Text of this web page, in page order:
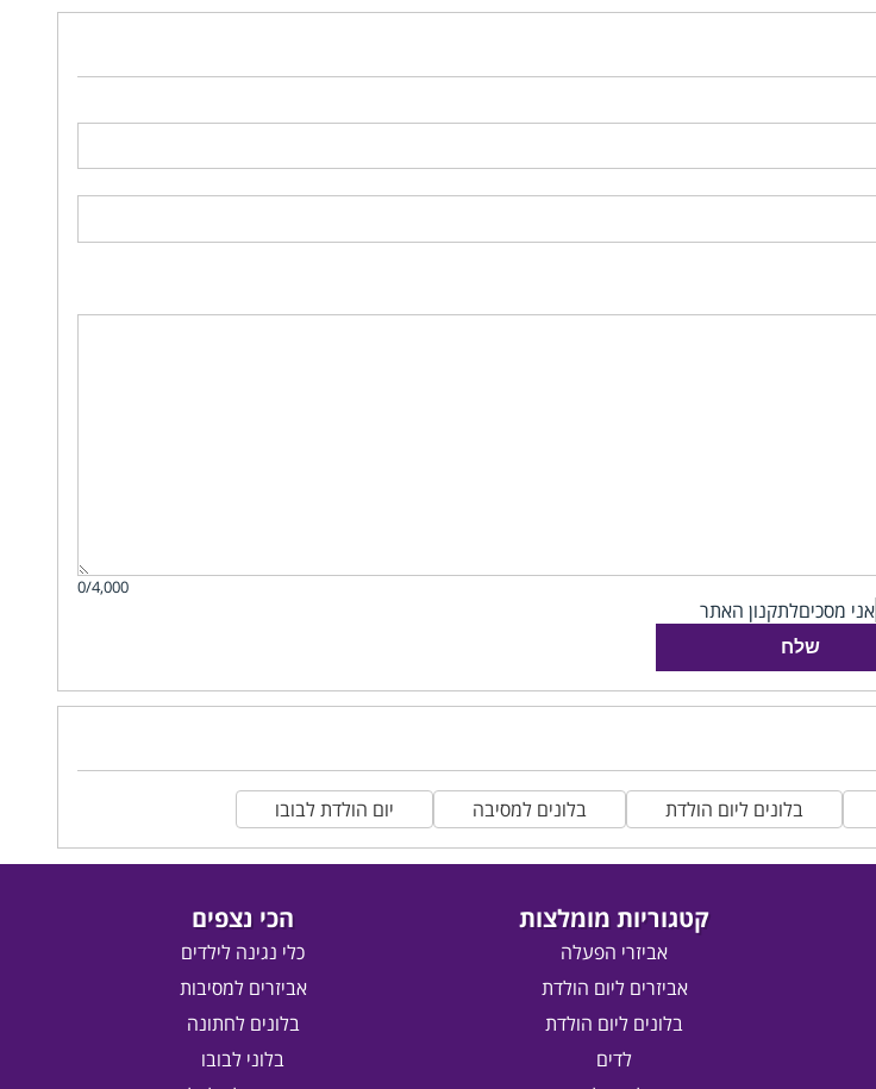
0/4,000
אני מסכיםלתקנון האתר
שלח
בלונים ליום הולדת בלונים למסיבה יום הולדת לבובו
קטגוריות מומלצות
אביזרי הפעלה
אביזרים ליום הולדת
בלונים ליום הולדת
לדים
הכי נצפים
כלי נגינה לילדים
אביזרים למסיבות
בלונים לחתונה
בלוני לבובו